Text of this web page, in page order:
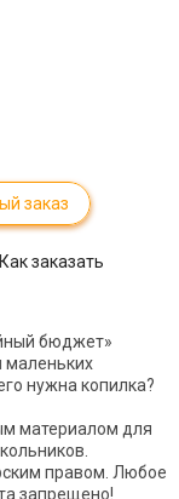
заказ
Как заказать
бюджет»
маленьких
нужна копилка?
материалом для
правом. Любое
запрещено!